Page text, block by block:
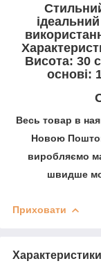
Висота: 30
основі:
Весь товар в
Новою
виробляємо
швидше
Приховати
Характеристики